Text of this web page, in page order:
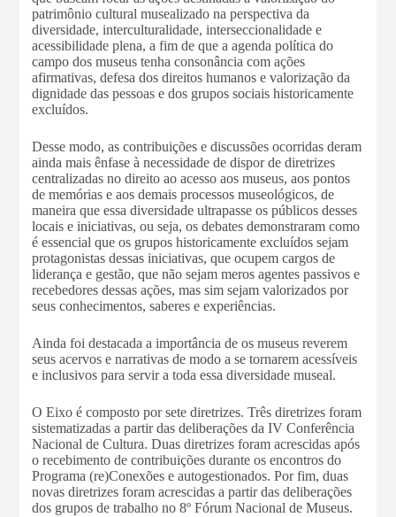
patrimônio cultural musealizado na perspectiva da
diversidade, interculturalidade, interseccionalidade e
acessibilidade plena, a fim de que a agenda política do
campo dos museus tenha consonância com ações
afirmativas, defesa dos direitos humanos e valorização da
dignidade das pessoas e dos grupos sociais historicamente
excluídos.
Desse modo, as contribuições e discussões ocorridas deram
ainda mais ênfase à necessidade de dispor de diretrizes
centralizadas no direito ao acesso aos museus, aos pontos
de memórias e aos demais processos museológicos, de
maneira que essa diversidade ultrapasse os públicos desses
locais e iniciativas, ou seja, os debates demonstraram como
é essencial que os grupos historicamente excluídos sejam
protagonistas dessas iniciativas, que ocupem cargos de
liderança e gestão, que não sejam meros agentes passivos e
recebedores dessas ações, mas sim sejam valorizados por
seus conhecimentos, saberes e experiências.
Ainda foi destacada a importância de os museus reverem
seus acervos e narrativas de modo a se tornarem acessíveis
e inclusivos para servir a toda essa diversidade museal.
O Eixo é composto por sete diretrizes. Três diretrizes foram
sistematizadas a partir das deliberações da IV Conferência
Nacional de Cultura. Duas diretrizes foram acrescidas após
o recebimento de contribuições durante os encontros do
Programa (re)Conexões e autogestionados. Por fim, duas
novas diretrizes foram acrescidas a partir das deliberações
dos grupos de trabalho no 8º Fórum Nacional de Museus.